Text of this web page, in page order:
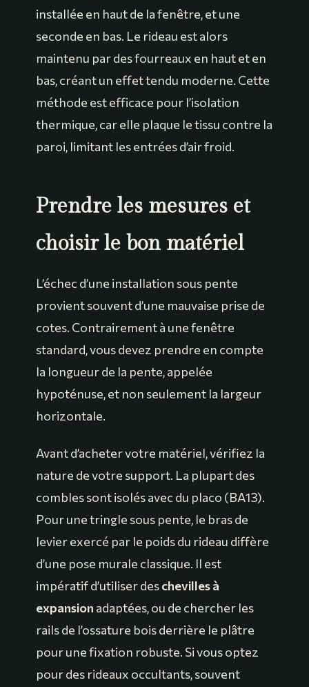
installée en haut de la fenêtre, et une
seconde en bas. Le rideau est alors
maintenu par des fourreaux en haut et en
bas, créant un effet tendu moderne. Cette
méthode est efficace pour l’isolation
thermique, car elle plaque le tissu contre la
paroi, limitant les entrées d’air froid.
Prendre les mesures et
choisir le bon matériel
L’échec d’une installation sous pente
provient souvent d’une mauvaise prise de
cotes. Contrairement à une fenêtre
standard, vous devez prendre en compte
la longueur de la pente, appelée
hypoténuse, et non seulement la largeur
horizontale.
Avant d’acheter votre matériel, vérifiez la
nature de votre support. La plupart des
combles sont isolés avec du placo (BA13).
Pour une tringle sous pente, le bras de
levier exercé par le poids du rideau diffère
d’une pose murale classique. Il est
impératif d’utiliser deschevilles à
expansion adaptées, ou de chercher les
rails de l’ossature bois derrière le plâtre
pour une fixation robuste. Si vous optez
pour des rideaux occultants, souvent